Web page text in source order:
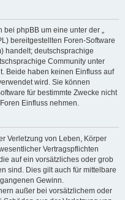
bei phpBB um eine unter der „
bereitgestellten Foren-Software
handelt; deutschsprachige
Community unter
Beide haben keinen Einfluss auf
wird. Sie können
für bestimmte Zwecke nicht
Einfluss nehmen.
Verletzung von Leben, Körper
Vertragspflichten
auf ein vorsätzliches oder grob
sind. Dies gilt auch für mittelbare
Gewinn.
außer bei vorsätzlichem oder